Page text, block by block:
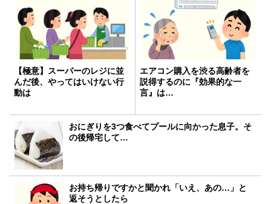
【極意】スーパーのレジに並
んだ後、やってはいけない行
動は
エアコン購入を渋る高齢者を
説得するのに『効果的な一
言』は…
おにぎりを3つ食べてプールに向かった息子。そ
の後帰宅して…
お持ち帰りですかと聞かれ「いえ、あの…」と
返そうとしたら